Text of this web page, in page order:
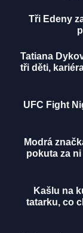
Tři Edeny
Tatiana
tři děti,
UFC Fight
Modrá
pokuta za
Kašlu na
tatarku, co